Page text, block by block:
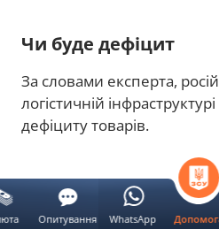
Чи буде дефіцит
За словами експерта,
логістичній
дефіциту товарів.
Опитування WhatsApp